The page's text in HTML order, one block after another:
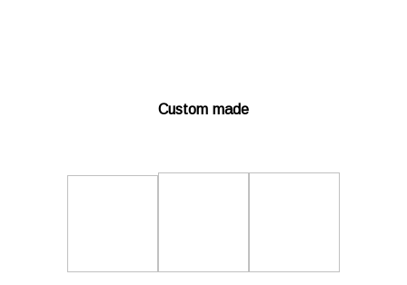
Custom made